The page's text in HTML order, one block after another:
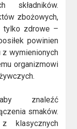
składników.
zbożowych,
tylko zdrowe –
powinien
wymienionych
organizmowi
znaleźć
smaków.
klasycznych